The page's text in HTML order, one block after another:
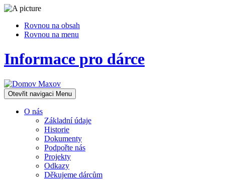
Rovnou na obsah
Rovnou na menu
Informace pro dárce
Otevřit navigaci Menu
O nás
Základní údaje
Historie
Dokumenty
Podpořte nás
Projekty
Odkazy
Děkujeme dárcům